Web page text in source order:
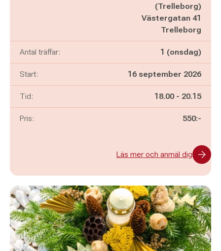
(Trelleborg)
Västergatan 41
Trelleborg
Antal träffar: 1 (onsdag)
Start: 16 september 2026
Tid: Pågår mellan
18.00 - och
20.15
Pris: 550:-
Läs mer och anmäl dig